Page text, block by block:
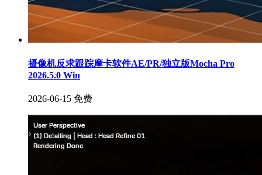
摄像机反求跟踪摩卡软件AE/PR/独立版Mocha Pro
2026.5.0 Win
2026-06-15 免费